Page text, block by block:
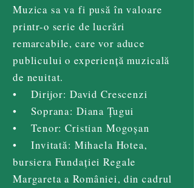
Muzica sa va fi pusă în valoare
printr-o serie de lucrări
remarcabile, care vor aduce
publicului o experiență muzicală
de neuitat.
• Dirijor: David Crescenzi
• Soprana: Diana Țugui
• Tenor: Cristian Mogoșan
• Invitată: Mihaela Hotea,
bursiera Fundației Regale
Margareta a României, din cadrul